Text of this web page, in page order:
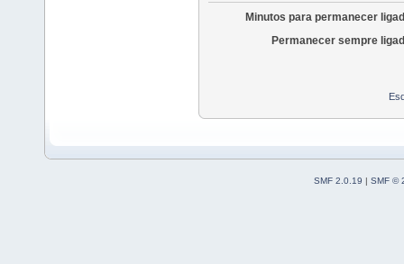
Minutos para permanecer
Permanecer sempre
SMF 2.0.19 | SMF ©